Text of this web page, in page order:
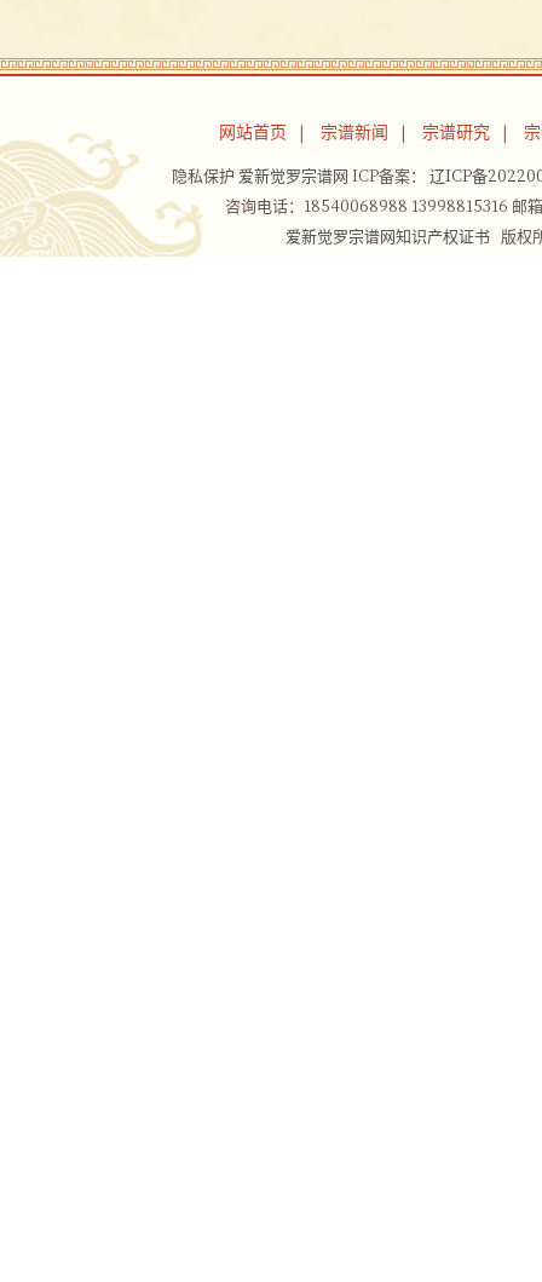
网站首页 宗谱新闻 宗谱研究
隐私保护 爱新觉罗宗谱网 ICP备案： 辽ICP备
咨询电话：18540068988 13998815316
爱新觉罗宗谱网知识产权证书版权